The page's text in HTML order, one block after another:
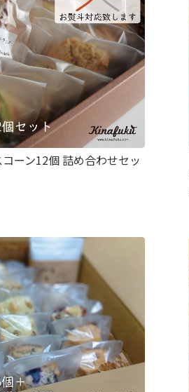
ーン12個 詰め合わせセッ